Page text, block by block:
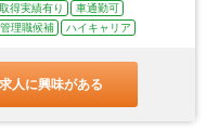
得実績有り
車通勤可
管理職候補 ハイキャリア
人に興味がある